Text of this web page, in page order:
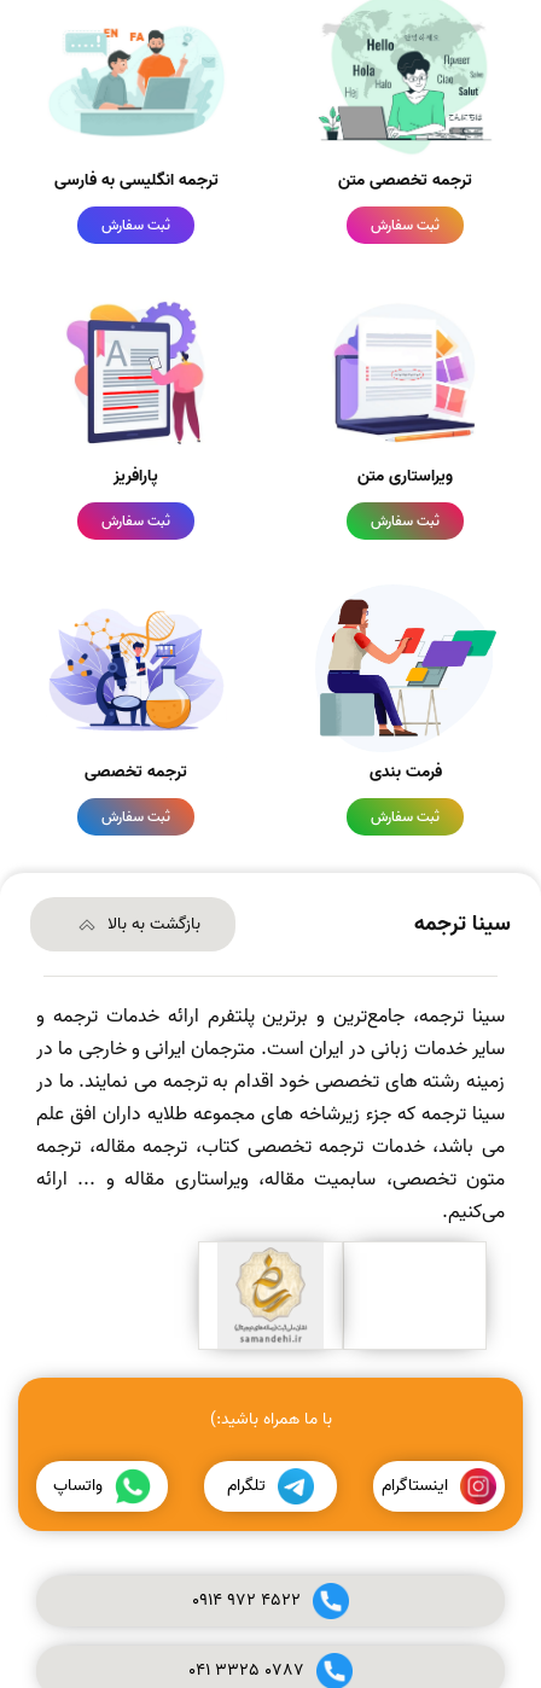
ترجمه تخصصی متن
ثبت سفارش
ترجمه انگلیسی به فارسی
ثبت سفارش
ویراستاری متن
ثبت سفارش
پارافریز
ثبت سفارش
فرمت بندی
ثبت سفارش
ترجمه تخصصی
ثبت سفارش
سینا ترجمه بازگشت به بالا
سینا ترجمه، جامع‌ترین و برترین پلتفرم ارائه خدمات ترجمه و
سایر خدمات زبانی در ایران است. مترجمان ایرانی و خارجی ما در
زمینه رشته های تخصصی خود اقدام به ترجمه می نمایند. ما در
سینا ترجمه که جزء زیرشاخه های مجموعه طلایه داران افق علم
می باشد، خدمات ترجمه تخصصی کتاب، ترجمه مقاله، ترجمه
متون تخصصی، سابمیت مقاله، ویراستاری مقاله و ... ارائه
می‌کنیم.
با ما همراه باشید:)
اینستاگرام تلگرام واتساپ
0914972 4522
041 3325 0787